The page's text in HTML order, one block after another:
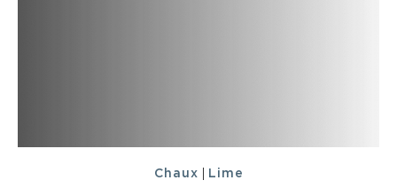
Chaux | Lime